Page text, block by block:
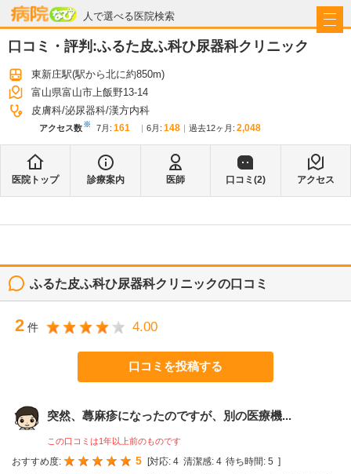
人で選べる医院検索
病院なび
口コミ・評判:ふるた皮ふ科ひ尿器科クリニック
東新庄駅(駅から北に約850m)
富山県富山市上飯野13-14
皮膚科 泌尿器科 漢方内科
アクセス数※ 7月 : 161 6月 : 148 過去12ヶ月: 2,048
医院トップ 診療案内 医師 口コミ(2) アクセス
ふるた皮ふ科ひ尿器科クリニックの口コミ
2 件 4.00
口コミを投稿する
突然、蕁麻疹になったのですが、別の医療機...
この口コミは1年以上前のものです
おすすめ度: 5 [対応: 4 清潔感: 4 待ち時間: 5 ]